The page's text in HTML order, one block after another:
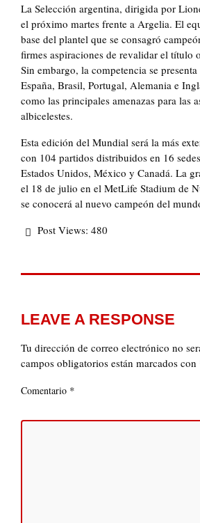
La Selección argentina, dirigida por
el próximo martes frente a Argelia. El
base del plantel que se consagró
firmes aspiraciones de revalidar el título
Sin embargo, la competencia se
España, Brasil, Portugal, Alemania e
como las principales amenazas para las
albicelestes.
Esta edición del Mundial será la más
con 104 partidos distribuidos en 16
Estados Unidos, México y Canadá. La
el 18 de julio en el MetLife Stadium de
se conocerá al nuevo campeón del
Post Views: 480
LEAVE A RESPONSE
Tu dirección de correo electrónico no
campos obligatorios están marcados con
Comentario *